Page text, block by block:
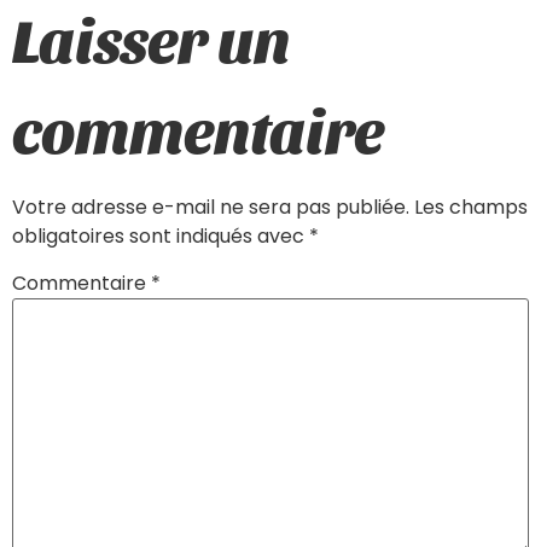
Laisser un
commentaire
Votre adresse e-mail ne sera pas publiée. Les champs
obligatoires sont indiqués avec *
Commentaire *